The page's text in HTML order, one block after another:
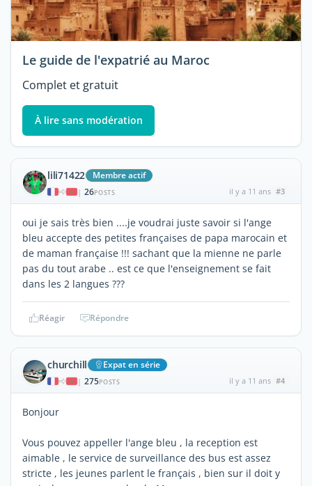
Le guide de l'expatrié au Maroc
Complet et gratuit
À lire sans modération
lili71422 Membre actif
| 26POSTS il y a 11 ans #3
oui je sais très bien ....je voudrai juste savoir si l'ange
bleu accepte des petites françaises de papa marocain et
de maman française !!! sachant que la mienne ne parle
pas du tout arabe .. est ce que l'enseignement se fait
dans les 2 langues ???
Réagir Répondre
churchill Expat en série
| 275POSTS il y a 11 ans #4
Bonjour
Vous pouvez appeller l'ange bleu , la reception est
aimable , le service de surveillance des bus est assez
stricte , les jeunes parlent le français , bien sur il doit y